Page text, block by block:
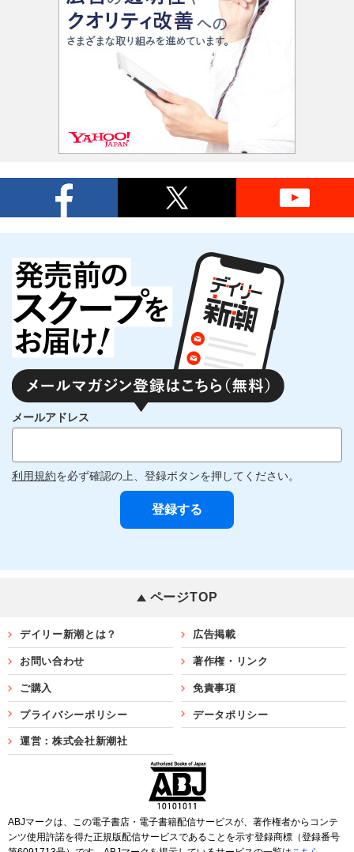
メールアドレス
利用規約を必ず確認の上、登録ボタンを押してください。
ページTOP
デイリー新潮とは？ 広告掲載
お問い合わせ 著作権・リンク
ご購入 免責事項
プライバシーポリシー データポリシー
運営：株式会社新潮社
ABJマークは、この電子書店・電子書籍配信サービスが、著作権者からコンテ
ンツ使用許諾を得た正規版配信サービスであることを示す登録商標（登録番号